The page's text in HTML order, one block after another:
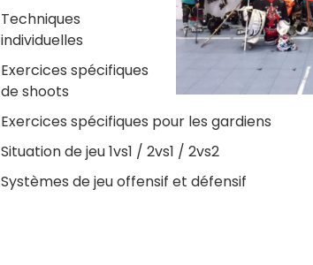
Techniques
individuelles
Exercices spécifiques
de shoots
Exercices spécifiques pour les gardiens
Situation de jeu 1vs1 / 2vs1 / 2vs2
Systèmes de jeu offensif et défensif